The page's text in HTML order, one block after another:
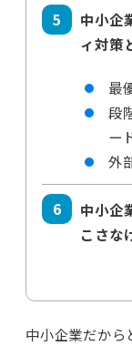
中小企
ィ対策
最
段
ー
外
中小企
こさな
中小企業だから